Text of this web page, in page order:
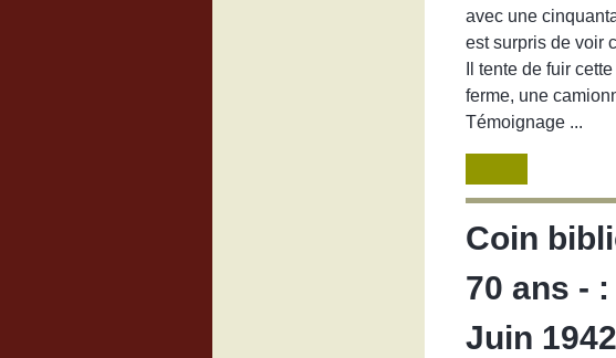
avec une
est surpris de voir
Il tente de fuir
ferme, une
Témoignage ...
Coin
70 ans -
Juin 1942